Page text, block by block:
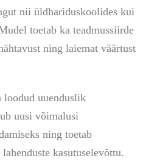
nii üldhariduskoolides kui
toetab ka teadmussiirde
ning laiemat väärtust
loodud uuenduslik
uusi võimalusi
ning toetab
kasutuselevõttu.